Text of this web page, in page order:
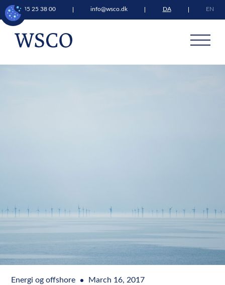
+45 35 25 38 00 info@wsco.dk DA EN
Energi og offshore March 16, 2017